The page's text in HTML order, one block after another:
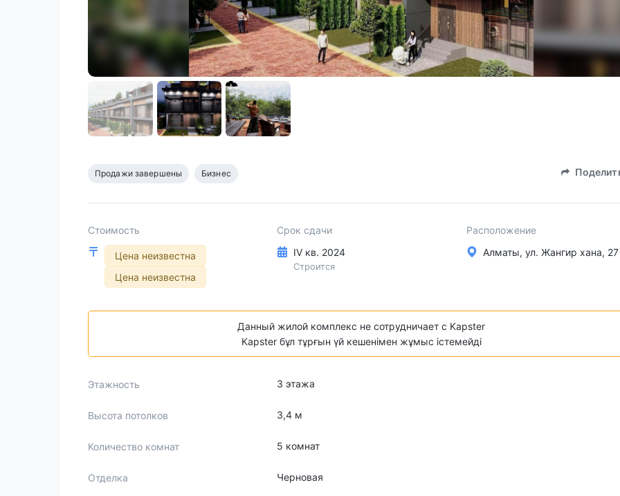
Продажи завершены Бизнес
Стоимость
Цена неизвестна
Цена неизвестна
Срок сдачи
IV кв. 2024
Строится
Расположение
Алматы, ул. Жангир хана, 27
Данный жилой комплекс не сотрудничает с Kapster
Kapster бұл тұрғын үй кешенімен жұмыс істемейді
Этажность 3 этажа
Высота потолков 3,4 м
Количество комнат 5 комнат
Отделка Черновая